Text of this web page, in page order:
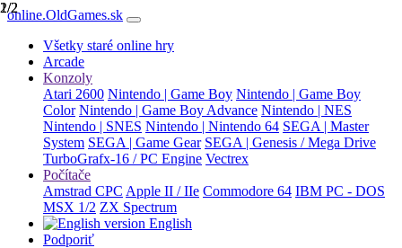
online.OldGames.sk
Všetky staré online hry
Arcade
Konzoly
Atari 2600 Nintendo | Game Boy Nintendo | Game Boy
Color Nintendo | Game Boy Advance Nintendo | NES
Nintendo | SNES Nintendo | Nintendo 64 SEGA | Master
System SEGA | Game Gear SEGA | Genesis / Mega Drive
TurboGrafx-16 / PC Engine Vectrex
Počítače
Amstrad CPC Apple II / IIe Commodore 64 IBM PC - DOS
MSX 1/2 ZX Spectrum
English
Podporiť
1/2
2/2